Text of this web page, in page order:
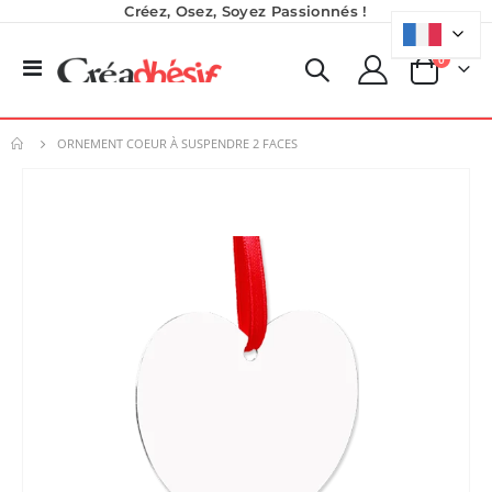
Créez, Osez, Soyez Passionnés !
Basculer
Panier
0produits
ORNEMENT COEUR À SUSPENDRE 2 FACES